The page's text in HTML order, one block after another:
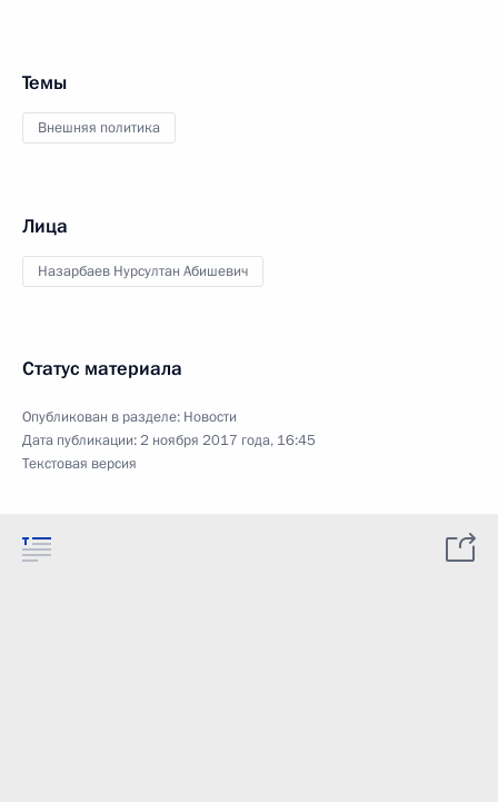
Темы
Внешняя политика
Лица
Назарбаев Нурсултан Абишевич
Статус материала
Опубликован в разделе: Новости
Дата публикации:2 ноября 2017 года, 16:45
Текстовая версия